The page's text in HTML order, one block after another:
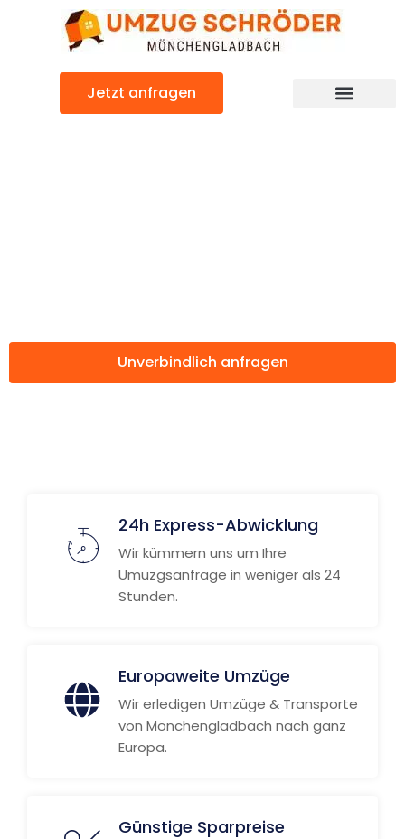
Jetzt anfragen
Unverbindlich anfragen
24h Express-Abwicklung
Wir kümmern uns um Ihre
Umuzgsanfrage in weniger als 24
Stunden.
Europaweite Umzüge
Wir erledigen Umzüge & Transporte
von Mönchengladbach nach ganz
Europa.
Günstige Sparpreise